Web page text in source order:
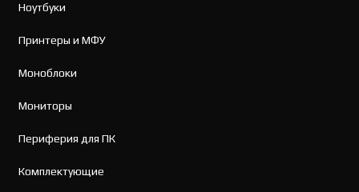
Ноутбуки
Принтеры и МФУ
Моноблоки
Мониторы
Периферия для ПК
Комплектующие